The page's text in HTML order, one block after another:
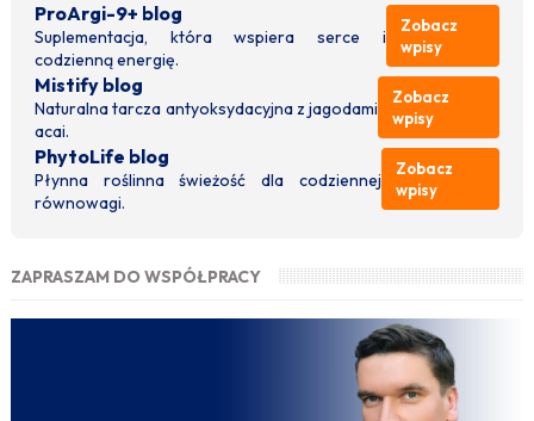
ProArgi-9+ blog
Suplementacja, która wspiera serce i
codzienną energię.
Zobacz
wpisy
Mistify blog
Naturalna tarcza antyoksydacyjna z jagodami
acai.
Zobacz
wpisy
PhytoLife blog
Płynna roślinna świeżość dla codziennej
równowagi.
Zobacz
wpisy
ZAPRASZAM DO WSPÓŁPRACY